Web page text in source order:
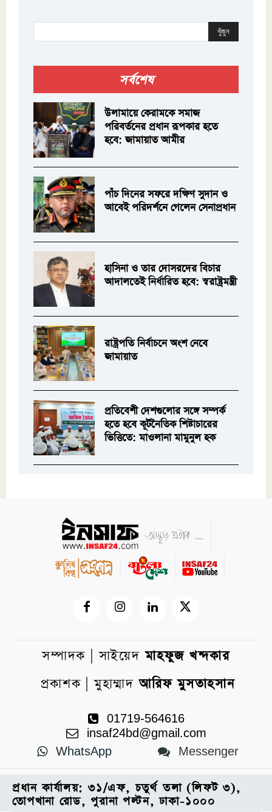
খুঁজুন
সর্বশেষ
উলামায়ে কেরামকে সমাজ
পরিবর্তনের প্রধান রূপকার হতে
হবে: জামায়াত আমীর
পাঁচ দিনের সফরে দক্ষিণ সুদান ও
আবেই পরিদর্শনে গেলেন সেনাপ্রধান
হাসিনা ও তার দোসরদের বিচার
আদালতেই নির্ধারিত হবে: স্বরাষ্ট্রমন্ত্রী
রাষ্ট্রপতি নির্বাচনে অংশ নেবে
জামায়াত
প্রতিবেশী দেশগুলোর সঙ্গে সম্পর্ক
হতে হবে কূটনৈতিক শিষ্টাচারের
ভিত্তিতে: মাওলানা মামুনুল হক
সম্পাদক | সাইয়েদমাহফুজ খন্দকার
প্রকাশক | মুহাম্মাদআরিফ মুসতাহসান
01719-564616
insaf24bd@gmail.com
WhatsApp
Messenger
প্রধান কার্যালয়: ৩১/এফ, চতুর্থ তলা (লিফট ৩),
তোপখানা রোড, পুরানা পল্টন, ঢাকা-১০০০